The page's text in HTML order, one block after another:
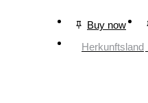
Buy now
Herkunftsland